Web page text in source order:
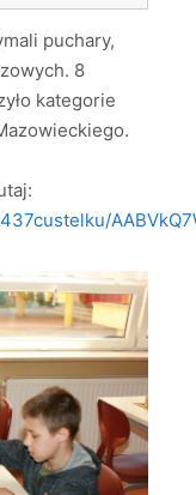
puchary,
8
kategorie